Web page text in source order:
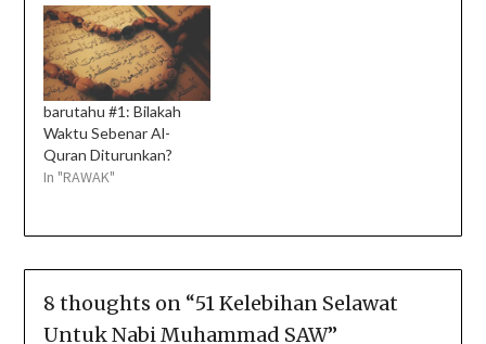
barutahu #1: Bilakah
Waktu Sebenar Al-
Quran Diturunkan?
In "RAWAK"
8 thoughts on “51 Kelebihan Selawat
Untuk Nabi Muhammad SAW”